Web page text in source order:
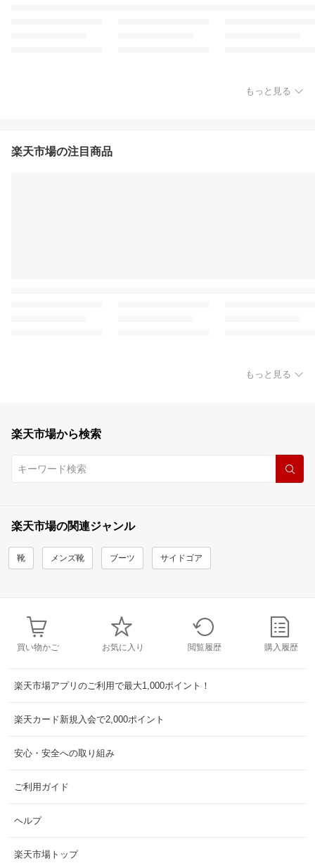
もっと見る
楽天市場の注目商品
もっと見る
楽天市場から検索
楽天市場の関連ジャンル
靴 メンズ靴 ブーツ サイドゴア
買い物かご お気に入り 閲覧履歴 購入履歴
楽天市場アプリのご利用で最大1,000ポイント！
楽天カード新規入会で2,000ポイント
安心・安全への取り組み
ご利用ガイド
ヘルプ
楽天市場トップ